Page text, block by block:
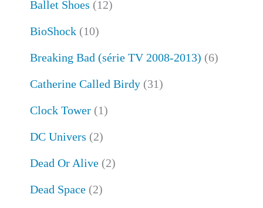
Ballet Shoes (12)
BioShock(10)
Breaking Bad (série TV 2008-2013) (6)
Catherine Called Birdy(31)
Clock Tower(1)
DC Univers (2)
Dead Or Alive(2)
Dead Space(2)